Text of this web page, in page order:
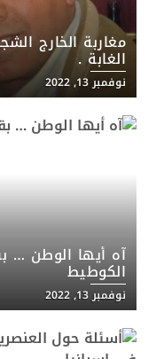
الغابة .
نوفمبر 13, 2022
آه أيها الوطن …
الكوطيط
نوفمبر 13, 2022